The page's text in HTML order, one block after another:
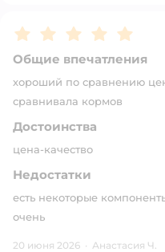
Рейтинг:5
Общие впечатления
хороший по сравнению
сравнивала кормов
Достоинства
цена-качество
Недостатки
есть некоторые
очень
20 июня 2026 · Анастасия Ч.